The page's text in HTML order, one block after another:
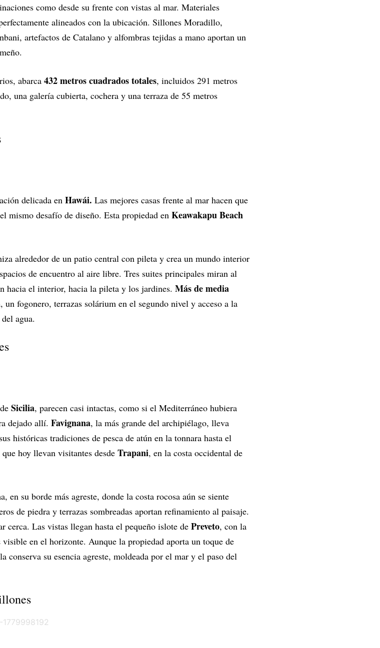
como desde su frente con vistas al mar. Materiales
alineados con la ubicación. Sillones Moradillo,
artefactos de Catalano y alfombras tejidas a mano aportan un
abarca 432 metros cuadrados totales, incluidos 291 metros
una galería cubierta, cochera y una terraza de 55 metros
delicada en Hawái. Las mejores casas frente al mar hacen que
mismo desafío de diseño. Esta propiedad en Keawakapu Beach
alrededor de un patio central con pileta y crea un mundo interior
de encuentro al aire libre. Tres suites principales miran al
hacia el interior, hacia la pileta y los jardines. Más de media
fogonero, terrazas solárium en el segundo nivel y acceso a la
agua.
Sicilia, parecen casi intactas, como si el Mediterráneo hubiera
dejado allí. Favignana, la más grande del archipiélago, lleva
históricas tradiciones de pesca de atún en la tonnara hasta el
hoy llevan visitantes desde Trapani, en la costa occidental de
en su borde más agreste, donde la costa rocosa aún se siente
de piedra y terrazas sombreadas aportan refinamiento al paisaje.
cerca. Las vistas llegan hasta el pequeño islote de Preveto, con la
visible en el horizonte. Aunque la propiedad aporta un toque de
conserva su esencia agreste, moldeada por el mar y el paso del